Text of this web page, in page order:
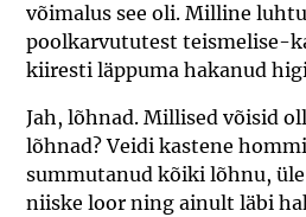
võimalus see oli. Milline
poolkarvututest teismelise-
kiiresti läppuma hakanud
Jah, lõhnad. Millised võisid
lõhnad? Veidi kastene
summutanud kõiki lõhnu,
niiske loor ning ainult läbi